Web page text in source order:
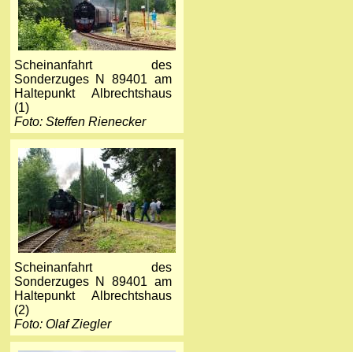
Scheinanfahrt des
Sonderzuges N 89401 am
Haltepunkt Albrechtshaus
(1)
Foto: Steffen Rienecker
Scheinanfahrt des
Sonderzuges N 89401 am
Haltepunkt Albrechtshaus
(2)
Foto: Olaf Ziegler